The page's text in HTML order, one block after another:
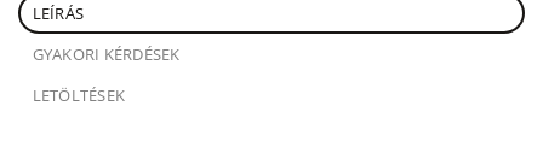
LEÍRÁS
GYAKORI KÉRDÉSEK
LETÖLTÉSEK